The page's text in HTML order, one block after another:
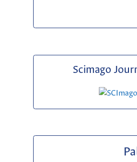
Scimago